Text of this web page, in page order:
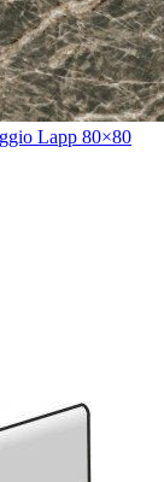
Lapp 80×80